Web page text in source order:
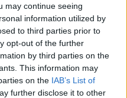
may continue seeing
information utilized by
to third parties prior to
opt-out of the further
by third parties on the
This information may
on the IAB’s List of
further disclose it to other